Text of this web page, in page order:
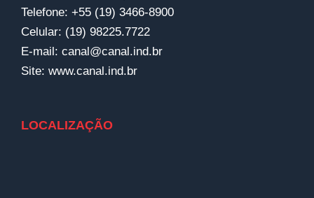
Telefone: +55 (19) 3466-8900
Celular: (19) 98225.7722
E-mail: canal@canal.ind.br
Site: www.canal.ind.br
LOCALIZAÇÃO